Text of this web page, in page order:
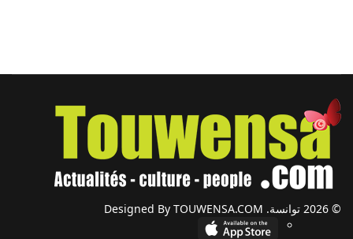
© 2026 توانسة. Designed By TOUWENSA.COM